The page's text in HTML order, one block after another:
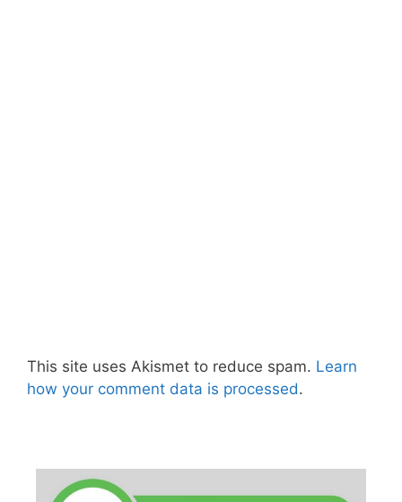
This site uses Akismet to reduce spam. Learn
how your comment data is processed.